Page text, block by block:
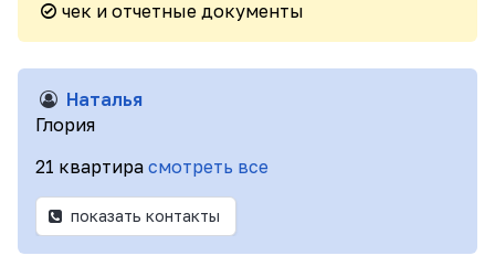
чек и отчетные документы
Наталья
Глория
21 квартира смотреть все
показать контакты